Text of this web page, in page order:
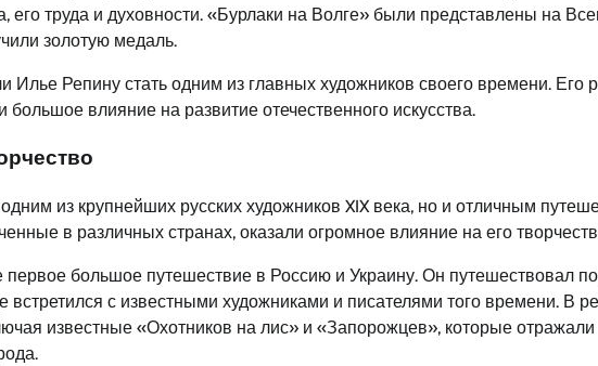
его труда и духовности. «Бурлаки на Волге» были представлены на
золотую медаль.
Илье Репину стать одним из главных художников своего времени. Его
влияние на развитие отечественного искусства.
из крупнейших русских художников XIX века, но и отличным
в различных странах, оказали огромное влияние на его
первое большое путешествие в Россию и Украину. Он путешествовал
встретился с известными художниками и писателями того времени. В
известные «Охотников на лис» и «Запорожцев», которые отражали